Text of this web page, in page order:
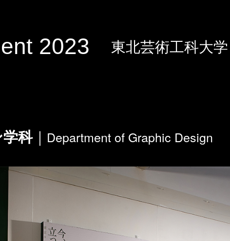
2023 東北芸術工科大学
科 Department of Graphic Design